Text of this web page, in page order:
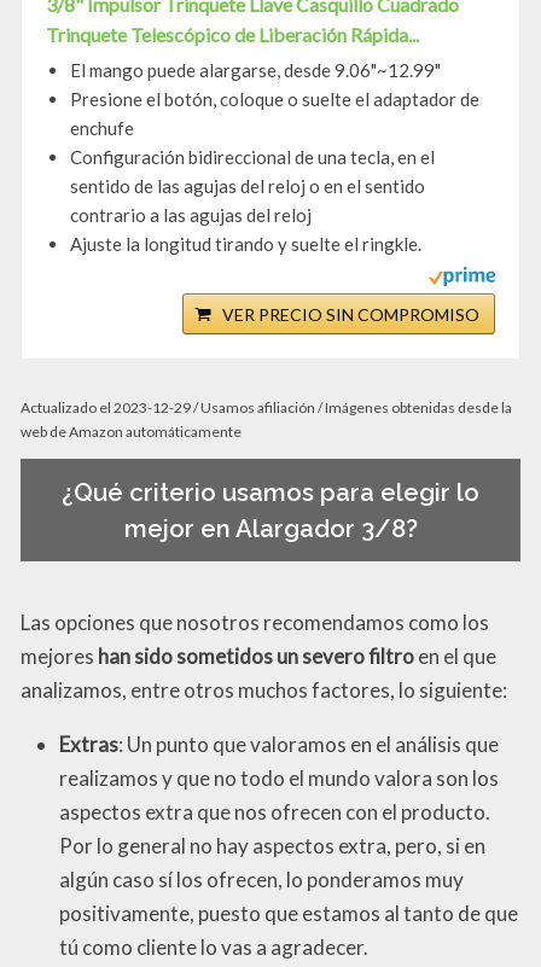
3/8" Impulsor Trinquete Llave Casquillo Cuadrado
Trinquete Telescópico de Liberación Rápida...
El mango puede alargarse, desde 9.06"~12.99"
Presione el botón, coloque o suelte el adaptador de
enchufe
Configuración bidireccional de una tecla, en el
sentido de las agujas del reloj o en el sentido
contrario a las agujas del reloj
Ajuste la longitud tirando y suelte el ringkle.
VER PRECIO SIN COMPROMISO
Actualizado el 2023-12-29 / Usamos afiliación / Imágenes obtenidas desde la
web de Amazon automáticamente
¿Qué criterio usamos para elegir lo
mejor en Alargador 3/8?
Las opciones que nosotros recomendamos como los
mejores han sido sometidos un severo filtroen el que
analizamos, entre otros muchos factores, lo siguiente:
Extras: Un punto que valoramos en el análisis que
realizamos y que no todo el mundo valora son los
aspectos extra que nos ofrecen con el producto.
Por lo general no hay aspectos extra, pero, si en
algún caso sí los ofrecen, lo ponderamos muy
positivamente, puesto que estamos al tanto de que
tú como cliente lo vas a agradecer.